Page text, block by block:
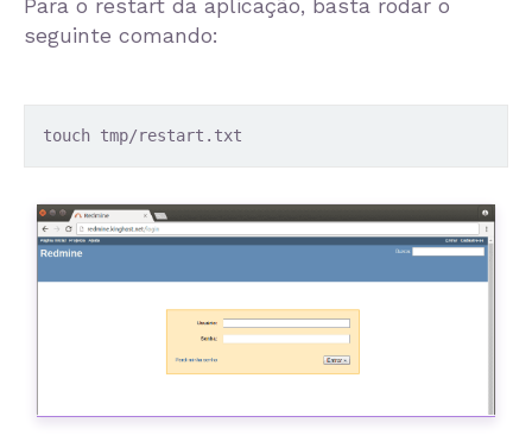
Para o restart da aplicação, basta rodar o
seguinte comando:
touch tmp/restart.txt